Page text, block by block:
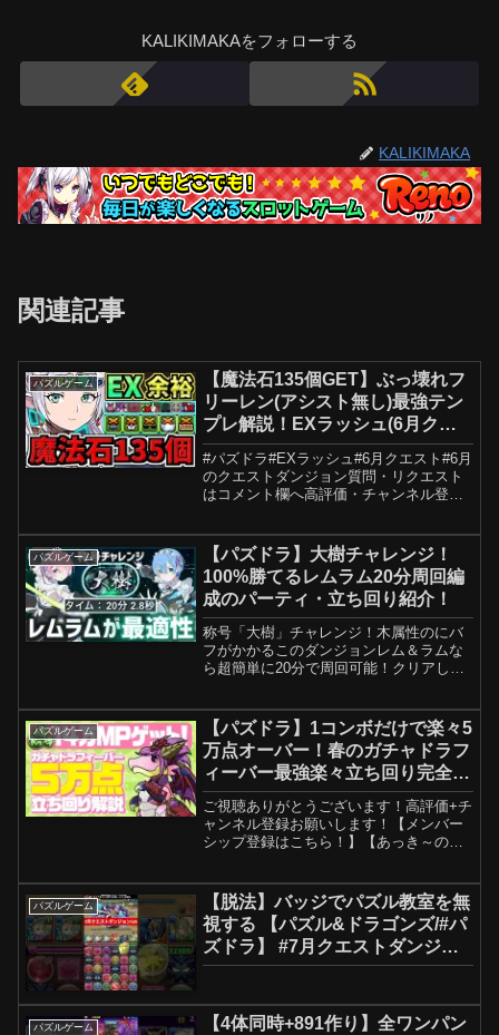
KALIKIMAKAをフォローする
KALIKIMAKA
関連記事
パズルゲーム
【魔法石135個GET】ぶっ壊れフ
リーレン(アシスト無し)最強テン
プレ解説！EXラッシュ(6月クエ
スト)編成・代用・立ち回り解
説！EXチャレンジ！6月のクエス
トダンジョン！【パズドラ】
#パズドラ#EXラッシュ#6月クエスト#6月
のクエストダンジョン質問・リクエスト
はコメント欄へ高評価・チャンネル登録
レイ動画立ち回り19:00 詳しい...
パズルゲーム
【パズドラ】大樹チャレンジ！
100%勝てるレムラム20分周回編
成のパーティ・立ち回り紹介！
称号「大樹」チャレンジ！木属性のにバ
フがかかるこのダンジョンレム＆ラムな
ら超簡単に20分で周回可能！クリアして
youtube.com/@PUZZ_NAKA/joi...
パズルゲーム
【パズドラ】1コンボだけで楽々5
万点オーバー！春のガチャドラフ
ィーバー最強楽々立ち回り完全解
説！！
ご視聴ありがとうございます！高評価+チ
ャンネル登録お願いします！【メンバー
シップ登録はこちら！】【あっき～の
パズルゲーム
【脱法】バッジでパズル教室を無
視する 【パズル&ドラゴンズ/#パ
ズドラ】 #7月クエストダンジョ
ン #バレンタインノア #shorts
パズルゲーム
【4体同時+891作り】全ワンパン